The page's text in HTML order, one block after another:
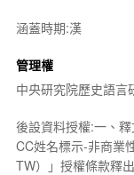
涵蓋時期:漢
管理權
中央研究院歷史語言
後設資料授權:一、
CC姓名標示-非商業
TW）」授權條款釋